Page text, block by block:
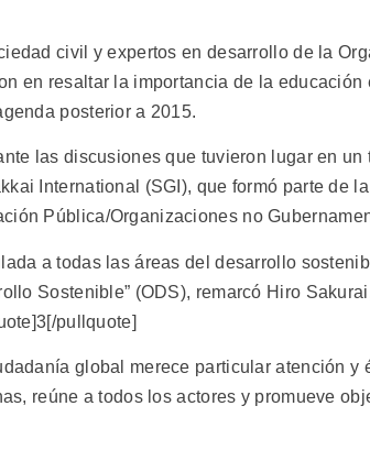
civil y expertos en desarrollo de la
en resaltar la importancia de la educación
posterior a 2015.
las discusiones que tuvieron lugar en
International (SGI), que formó parte de
Pública/Organizaciones no
a todas las áreas del desarrollo
Sostenible” (ODS), remarcó Hiro
pullquote]
global merece particular atención y
reúne a todos los actores y promueve